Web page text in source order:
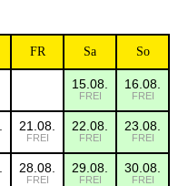
FR Sa So
15.08.
FREI
16.08.
FREI
21.08.
FREI
22.08.
FREI
23.08.
FREI
28.08.
FREI
29.08.
FREI
30.08.
FREI